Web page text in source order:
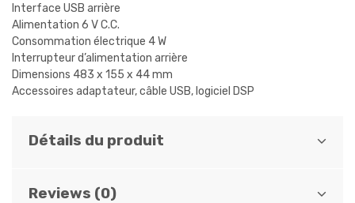
Interface USB arrière
Alimentation 6 V C.C.
Consommation électrique 4 W
Interrupteur d’alimentation arrière
Dimensions 483 x 155 x 44 mm
Accessoires adaptateur, câble USB, logiciel DSP
Détails du produit
Reviews (0)